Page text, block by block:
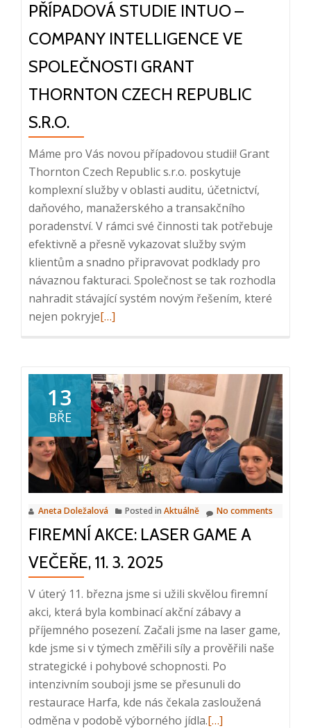
2025
PŘÍPADOVÁ STUDIE INTUO –
COMPANY INTELLIGENCE VE
SPOLEČNOSTI GRANT
THORNTON CZECH REPUBLIC
S.R.O.
Máme pro Vás novou případovou studii! Grant
Thornton Czech Republic s.r.o. poskytuje
komplexní služby v oblasti auditu, účetnictví,
daňového, manažerského a transakčního
poradenství. V rámci své činnosti tak potřebuje
efektivně a přesně vykazovat služby svým
klientům a snadno připravovat podklady pro
návaznou fakturaci. Společnost se tak rozhodla
nahradit stávající systém novým řešením, které
nejen pokryjeRead
studie
Intuo
–
Company
Intelligence
ve
společnosti
Grant
Thornton
Republic
[…]
13
BŘE
Aneta Doležalová Posted in Aktuálně No comments
FIREMNÍ AKCE: LASER GAME A
VEČEŘE, 11. 3. 2025
V úterý 11. března jsme si užili skvělou firemní
akci, která byla kombinací akční zábavy a
příjemného posezení. Začali jsme na laser game,
kde jsme si v týmech změřili síly a prověřili naše
strategické i pohybové schopnosti. Po
intenzivním souboji jsme se přesunuli do
restaurace Harfa, kde nás čekala zasloužená
odměna v podobě výborného jídla.Read
[…]